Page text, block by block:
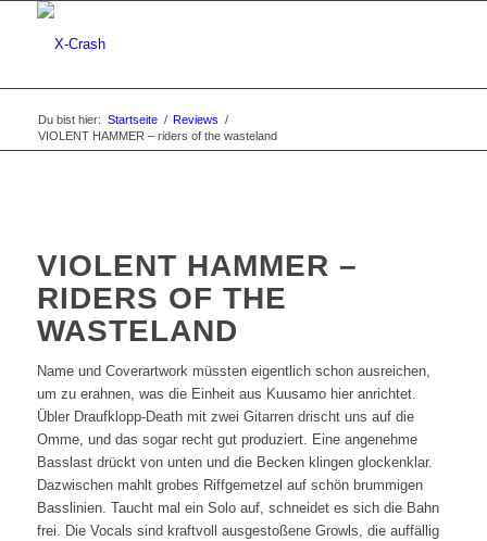
Du bist hier: Startseite / Reviews /
VIOLENT HAMMER – riders of the wasteland
VIOLENT HAMMER –
RIDERS OF THE
WASTELAND
Name und Coverartwork müssten eigentlich schon ausreichen,
um zu erahnen, was die Einheit aus Kuusamo hier anrichtet.
Übler Draufklopp-Death mit zwei Gitarren drischt uns auf die
Omme, und das sogar recht gut produziert. Eine angenehme
Basslast drückt von unten und die Becken klingen glockenklar.
Dazwischen mahlt grobes Riffgemetzel auf schön brummigen
Basslinien. Taucht mal ein Solo auf, schneidet es sich die Bahn
frei. Die Vocals sind kraftvoll ausgestoßene Growls, die auffällig